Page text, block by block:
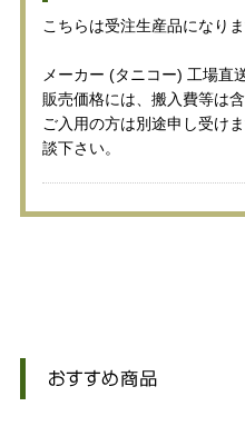
こちらは受注生産品になり
メーカー (タニコー) 工場直
販売価格には、搬入費等は
ご入用の方は別途申し受け
談下さい。